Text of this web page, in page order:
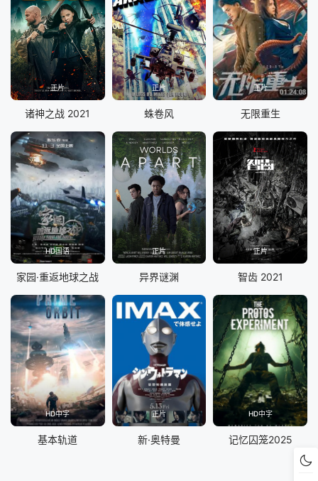
正片
诸神之战 2021
正片
蛛卷风
正片
无限重生
HD国语
家园·重返地球之战
正片
异界谜渊
正片
智齿 2021
HD中字
基本轨道
正片
新·奥特曼
HD中字
记忆囚笼2025